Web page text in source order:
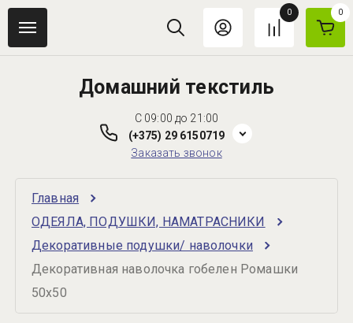
0
0
Домашний текстиль
C 09:00 до 21:00
(+375) 29 6150719
Заказать звонок
Главная
ОДЕЯЛА, ПОДУШКИ, НАМАТРАСНИКИ
Декоративные подушки/ наволочки
Декоративная наволочка гобелен Ромашки
50х50